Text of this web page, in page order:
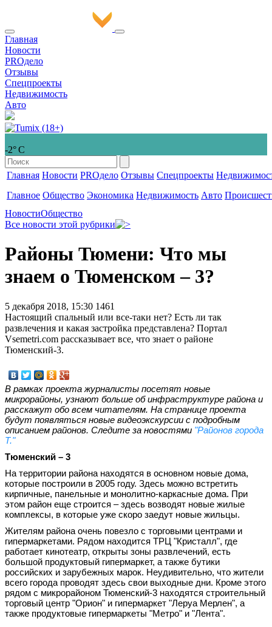
Главная
Новости
PROдело
Отзывы
Спецпроекты
Недвижимость
Авто
-2° С
Главная Новости PROдело Отзывы Спецпроекты
Главное Общество Экономика Недвижимость Авто
НовостиОбщество
Все новости этой рубрики
Районы Тюмени: Что мы
знаем о Тюменском – 3?
5 декабря 2018, 15:30 1461
Настоящий спальный или все-таки нет? Есть ли так
развлечения и какая застройка представлена? Портал
Vsemetri.com рассказывает все, что знает о районе
Тюменский-3.
В рамках проекта журналисты посетят новые
микрорайоны, узнают больше об инфраструктуре района и
расскажут обо всем читателям. На странице проекта
будут появляться новые видеоэкскурсии с подробным
описанием районов. Следите за новостями "Районов города
Т."
Тюменский – 3
На территории района находятся в основном новые дома,
которые построили в 2005 году. Здесь можно встретить
кирпичные, панельные и монолитно-каркасные дома. При
этом район еще строится – здесь возводят новые жилые
комплексы, в которые уже скоро заедут новые жильцы.
Жителям района очень повезло с торговыми центрами и
гипермаркетами. Рядом находится ТРЦ "Кристалл", где
работает кинотеатр, открыты зоны развлечений, есть
большой продуктовый гипермаркет, а также бутики
российских и зарубежных марок. Неудивительно, что жители
всего города проводят здесь свои выходные дни. Кроме этого
рядом с микрорайоном Тюменский-3 находятся строительный
торговый центр "Орион" и гипермаркет "Леруа Мерлен", а
также продуктовые гипермаркеты "Метро" и "Лента".